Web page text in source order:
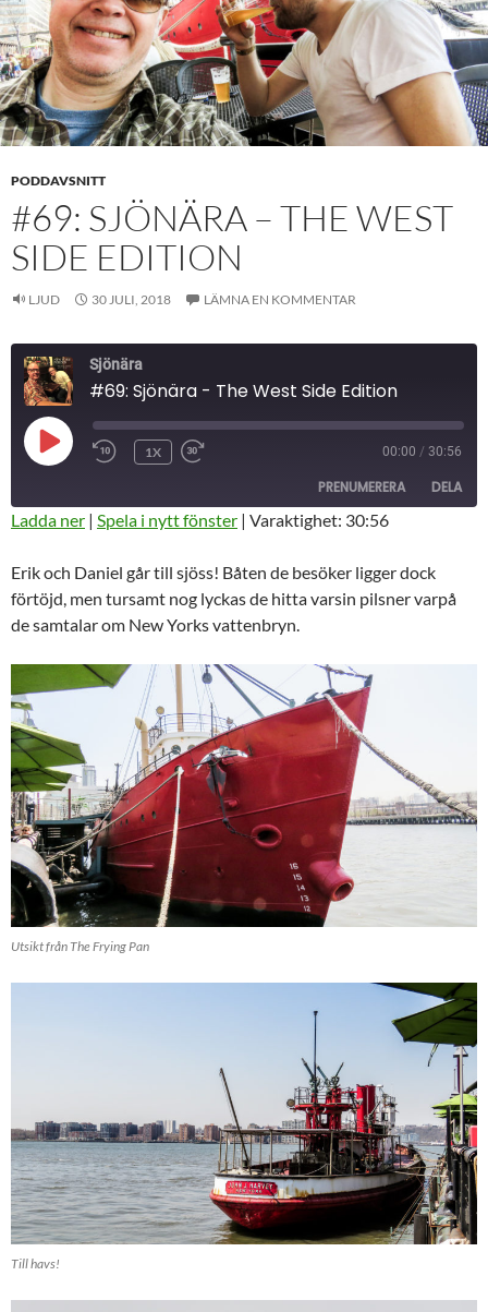
PODDAVSNITT
#69: SJÖNÄRA – THE WEST
SIDE EDITION
LJUD 30 JULI, 2018 LÄMNA EN KOMMENTAR
Sjönära
#69: Sjönära - The West Side Edition
SPELA
UPP
HOPPA
SEKUNDER
1X
SEKUNDER
00:00 / 30:56
PRENUMERERA DELA
FLÖDE
LÄNK
Ladda ner | Spela i nytt fönster | Varaktighet: 30:56
Erik och Daniel går till sjöss! Båten de besöker ligger dock
förtöjd, men tursamt nog lyckas de hitta varsin pilsner varpå
de samtalar om New Yorks vattenbryn.
Utsikt från The Frying Pan
Till havs!